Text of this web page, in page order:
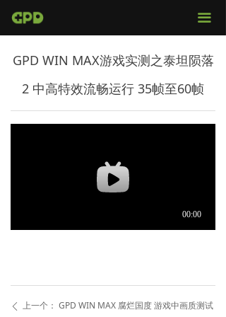
끀
官网首页
视频评测
媒体报导
ꄴ 上一个： GPD WIN MAX 腐烂国度 游戏中画质测试
GPD WIN MAX游戏实测之泰坦陨落
2 中高特效流畅运行 35帧至60帧